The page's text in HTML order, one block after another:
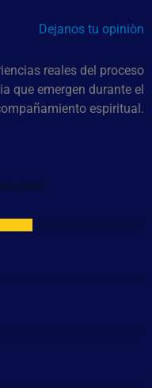
Dejanos tu opiniòn
reales del proceso
que emergen durante el
espiritual.